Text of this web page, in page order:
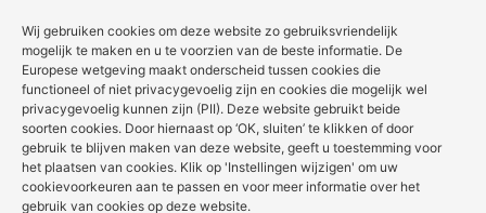
Wij gebruiken cookies om deze website zo gebruiksvriendelijk
mogelijk te maken en u te voorzien van de beste informatie. De
Europese wetgeving maakt onderscheid tussen cookies die
functioneel of niet privacygevoelig zijn en cookies die mogelijk wel
privacygevoelig kunnen zijn (PII). Deze website gebruikt beide
soorten cookies. Door hiernaast op ‘OK, sluiten’ te klikken of door
gebruik te blijven maken van deze website, geeft u toestemming voor
het plaatsen van cookies. Klik op 'Instellingen wijzigen' om uw
cookievoorkeuren aan te passen en voor meer informatie over het
gebruik van cookies op deze website.